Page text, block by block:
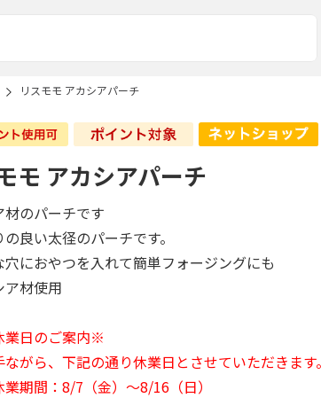
リスモモ アカシアパーチ
モ アカシアパーチ
材のパーチです
の良い太径のパーチです。
穴におやつを入れて簡単フォージングにも
ア材使用
日のご案内※
がら、下記の通り休業日とさせていただきます。
業期間：8/7（金）～8/16（日）